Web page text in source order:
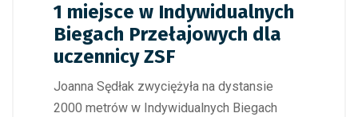
1 miejsce w Indywidualnych
Biegach Przełajowych dla
uczennicy ZSF
Joanna Sędłak zwyciężyła na dystansie
2000 metrów w Indywidualnych Biegach